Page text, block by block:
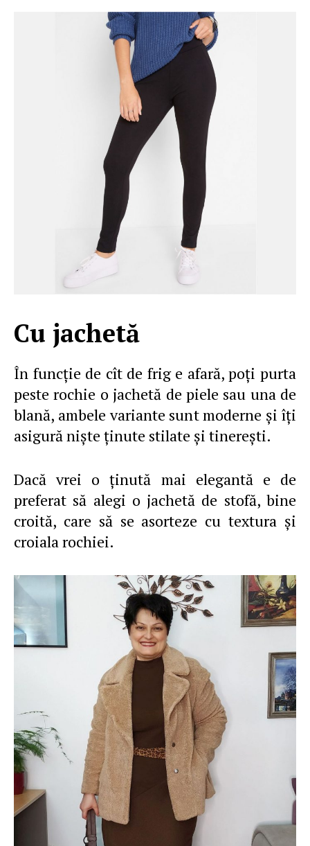
Cu jachetă
În funcţie de cît de frig e afară, poţi purta
peste rochie o jachetă de piele sau una de
blană, ambele variante sunt moderne şi îţi
asigură nişte ţinute stilate şi tinereşti.
Dacă vrei o ţinută mai elegantă e de
preferat să alegi o jachetă de stofă, bine
croită, care să se asorteze cu textura şi
croiala rochiei.